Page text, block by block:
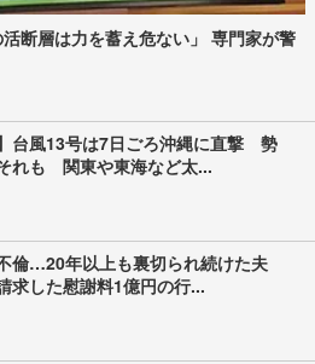
断層は力を蓄え危ない」 専門家が警
台風13号は7日ごろ沖縄に直撃 勢
れも 関東や東海など太...
倫…20年以上も裏切られ続けた夫
求した慰謝料1億円の行...